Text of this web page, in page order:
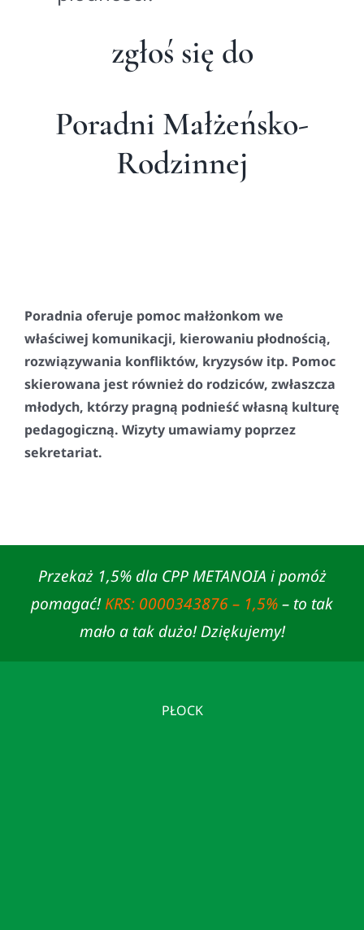
zgłoś się do
Poradni Małżeńsko-
Rodzinnej
Poradnia oferuje pomoc małżonkom we
właściwej komunikacji, kierowaniu płodnością,
rozwiązywania konfliktów, kryzysów itp. Pomoc
skierowana jest również do rodziców, zwłaszcza
młodych, którzy pragną podnieść własną kulturę
pedagogiczną. Wizyty umawiamy poprzez
sekretariat.
Przekaż 1,5% dla CPP METANOIA i pomóż
pomagać!KRS: 0000343876 – 1,5%– to tak
mało a tak dużo! Dziękujemy!
PŁOCK